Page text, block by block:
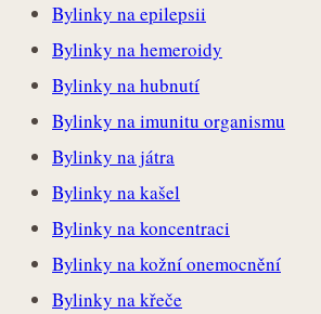
Bylinky na epilepsii
Bylinky na hemeroidy
Bylinky na hubnutí
Bylinky na imunitu organismu
Bylinky na játra
Bylinky na kašel
Bylinky na koncentraci
Bylinky na kožní onemocnění
Bylinky na křeče